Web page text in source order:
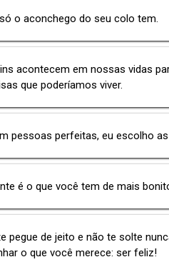
o aconchego do seu colo tem.
acontecem em nossas vidas
que poderíamos viver.
pessoas perfeitas, eu escolho
é o que você tem de mais
pegue de jeito e não te solte
o que você merece: ser feliz!